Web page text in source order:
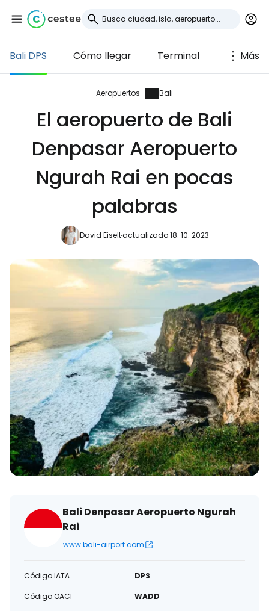
Bali DPS Cómo llegar Terminal Más
Aeropuertos Bali
El aeropuerto de Bali
Denpasar Aeropuerto
Ngurah Rai en pocas
palabras
David Eiseltactualizado 18. 10. 2023
Bali Denpasar Aeropuerto Ngurah
Rai
www.bali-airport.com
Código IATA
DPS
Código OACI
WADD
Iniciar sesión en
Cestee
... la comunidad mundial de viajeros
Continuar con Google
Continuar con Facebook
Continuar con Email